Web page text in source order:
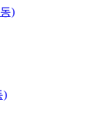
)
)